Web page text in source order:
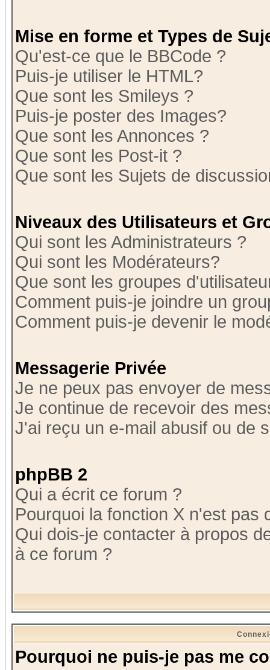
Mise en forme et Types de
Qu'est-ce que le BBCode ?
Puis-je utiliser le HTML?
Que sont les Smileys ?
Puis-je poster des Images?
Que sont les Annonces ?
Que sont les Post-it ?
Que sont les Sujets de
Niveaux des Utilisateurs et
Qui sont les Administrateurs ?
Qui sont les Modérateurs?
Que sont les groupes
Comment puis-je joindre un
Comment puis-je devenir le
Messagerie Privée
Je ne peux pas envoyer de
Je continue de recevoir des
J'ai reçu un e-mail abusif ou de
phpBB 2
Qui a écrit ce forum ?
Pourquoi la fonction X n'est pas
Qui dois-je contacter à propos
à ce forum ?
Pourquoi ne puis-je pas me